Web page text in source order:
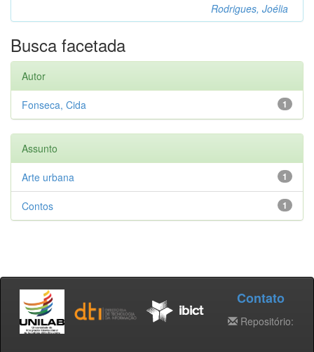
Rodrigues, Joélia
Busca facetada
Autor
1
Fonseca, Cida
Assunto
1
Arte urbana
1
Contos
Contato
Repositório: